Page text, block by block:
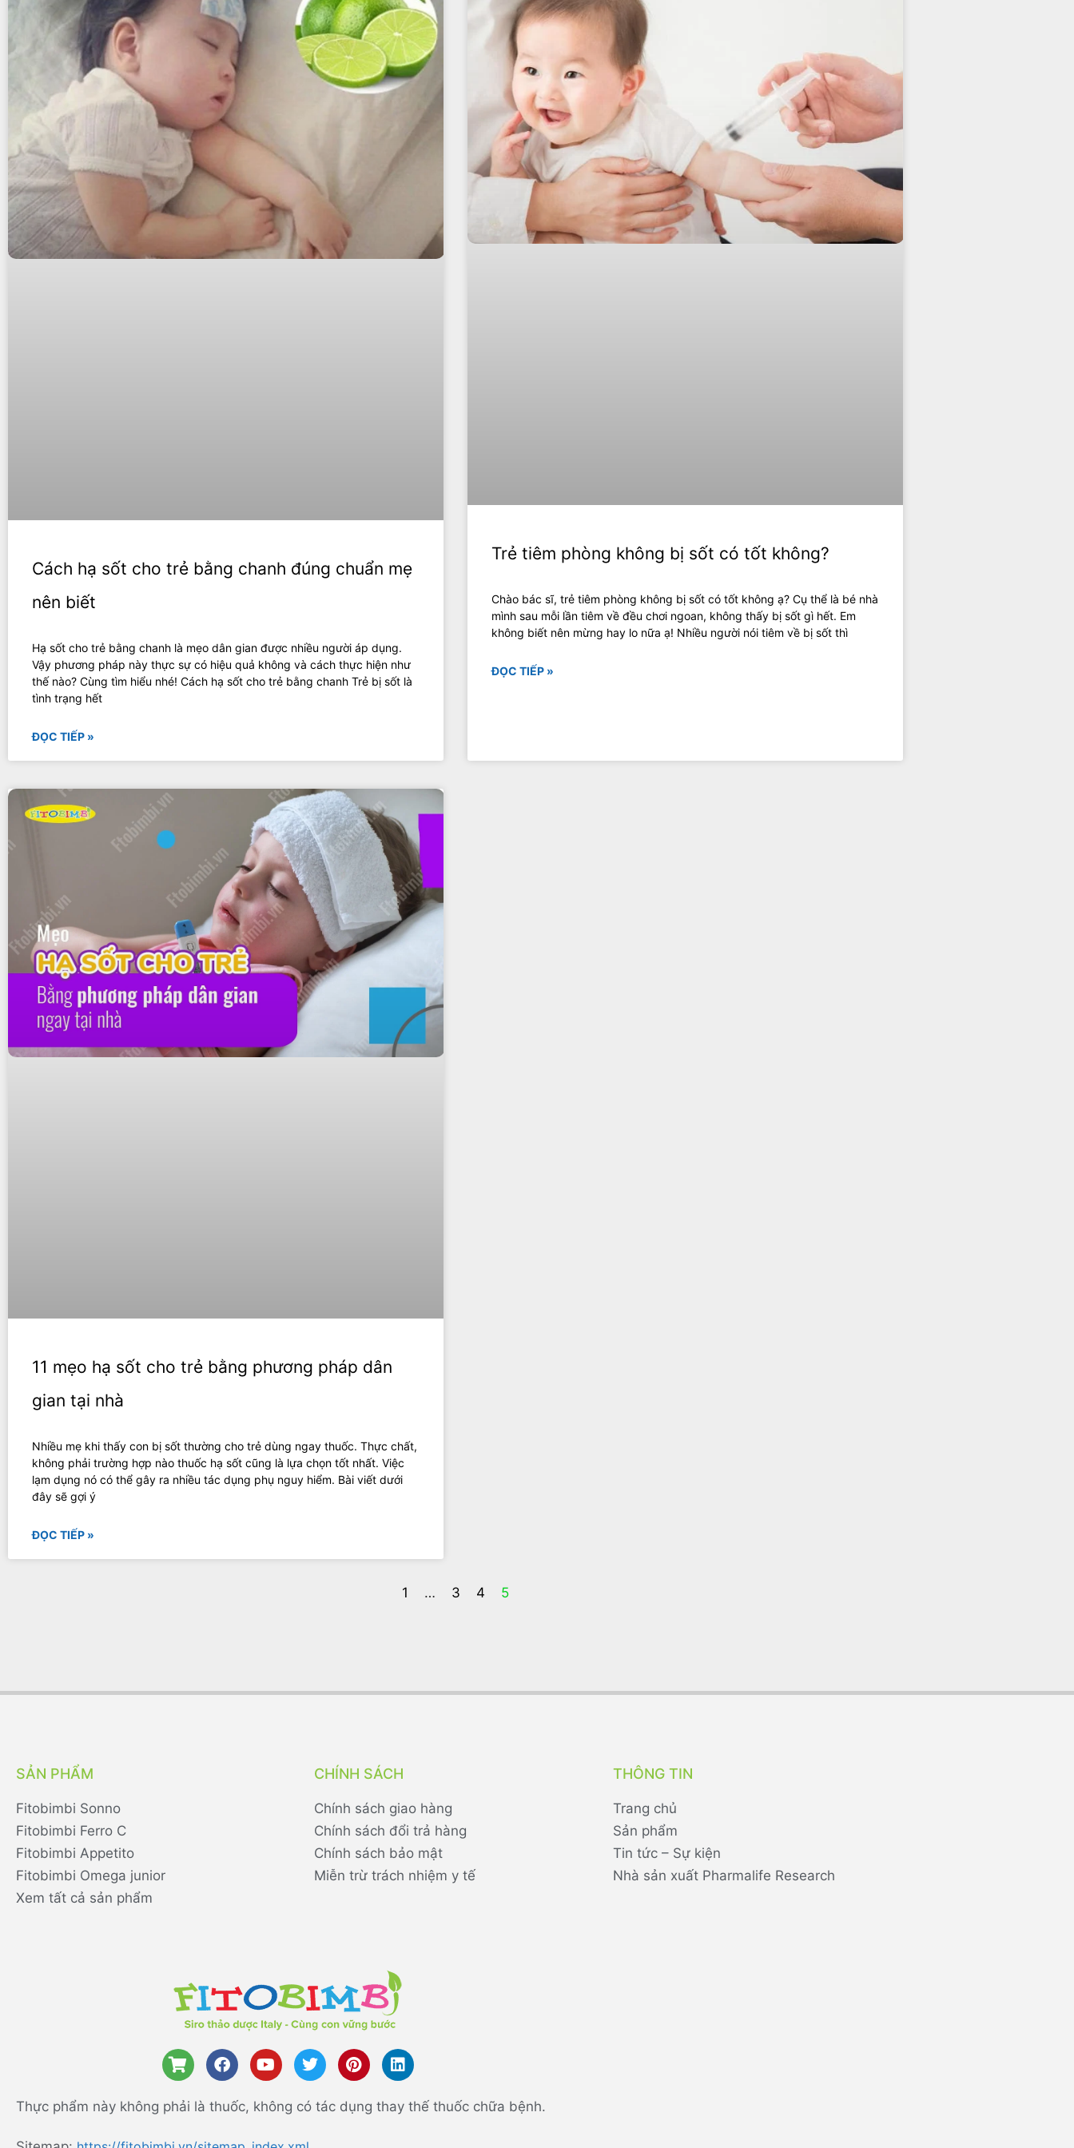
Cách hạ sốt cho trẻ bằng chanh đúng chuẩn mẹ
nên biết
Hạ sốt cho trẻ bằng chanh là mẹo dân gian được nhiều người áp dụng.
Vậy phương pháp này thực sự có hiệu quả không và cách thực hiện như
thế nào? Cùng tìm hiểu nhé! Cách hạ sốt cho trẻ bằng chanh Trẻ bị sốt là
tình trạng hết
ĐỌC TIẾP »
Trẻ tiêm phòng không bị sốt có tốt không?
Chào bác sĩ, trẻ tiêm phòng không bị sốt có tốt không ạ? Cụ thể là bé nhà
mình sau mỗi lần tiêm về đều chơi ngoan, không thấy bị sốt gì hết. Em
không biết nên mừng hay lo nữa ạ! Nhiều người nói tiêm về bị sốt thì
ĐỌC TIẾP »
11 mẹo hạ sốt cho trẻ bằng phương pháp dân
gian tại nhà
Nhiều mẹ khi thấy con bị sốt thường cho trẻ dùng ngay thuốc. Thực chất,
không phải trường hợp nào thuốc hạ sốt cũng là lựa chọn tốt nhất. Việc
lạm dụng nó có thể gây ra nhiều tác dụng phụ nguy hiểm. Bài viết dưới
đây sẽ gợi ý
ĐỌC TIẾP »
1 … 3 4 5
SẢN PHẨM
Fitobimbi Sonno
Fitobimbi Ferro C
Fitobimbi Appetito
Fitobimbi Omega junior
Xem tất cả sản phẩm
CHÍNH SÁCH
Chính sách giao hàng
Chính sách đổi trả hàng
Chính sách bảo mật
Miễn trừ trách nhiệm y tế
THÔNG TIN
Trang chủ
Sản phẩm
Tin tức – Sự kiện
Nhà sản xuất Pharmalife Research
Thực phẩm này không phải là thuốc, không có tác dụng thay thế thuốc chữa bệnh.